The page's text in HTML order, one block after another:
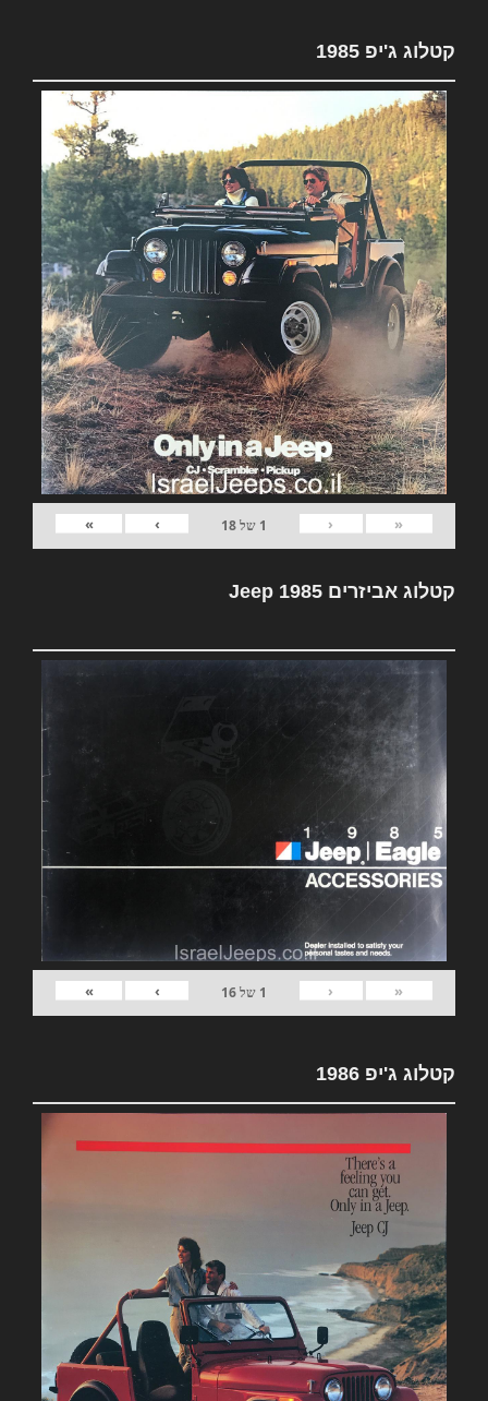
קטלוג ג'יפ 1985
«
‹
1 של18
›
»
קטלוג אביזרים Jeep 1985
«
‹
1 של16
›
»
קטלוג ג'יפ 1986